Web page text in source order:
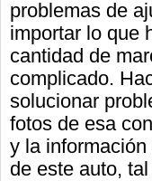
problemas de
importar lo que
cantidad de
complicado.
solucionar
fotos de esa
y la
de este auto,